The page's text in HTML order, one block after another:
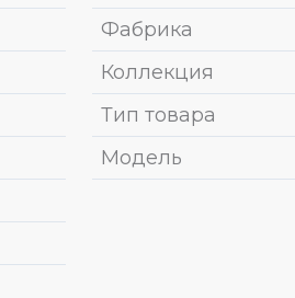
Фабрика
Коллекция
Тип товара
Модель